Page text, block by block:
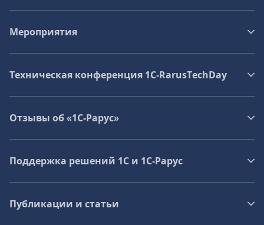
Мероприятия
Техническая конференция 1C‑RarusTechDay
Отзывы об «1С-Рарус»
Поддержка решений 1С и 1С‑Рарус
Публикации и статьи